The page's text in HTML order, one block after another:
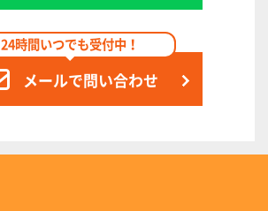
24時間いつでも受付中！
メールで問い合わせ